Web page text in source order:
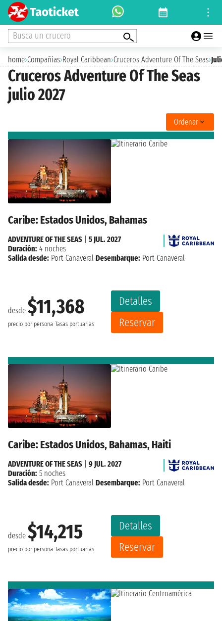
Busca un crucero
home›Compañías›Royal Caribbean›Cruceros Adventure Of The Seas›
Cruceros Adventure Of The Seas
julio 2027
Ordenar
Caribe: Estados Unidos, Bahamas
desde $11,368
precio por persona Tasas portuarias
Detalles
Reservar
ADVENTURE OF THE SEAS
5 JUL. 2027
Duración: 4 noches
Salida desde: Port Canaveral Desembarque: Port Canaveral
Caribe: Estados Unidos, Bahamas, Haiti
desde $14,215
precio por persona Tasas portuarias
Detalles
Reservar
ADVENTURE OF THE SEAS
9 JUL. 2027
Duración: 5 noches
Salida desde: Port Canaveral Desembarque: Port Canaveral